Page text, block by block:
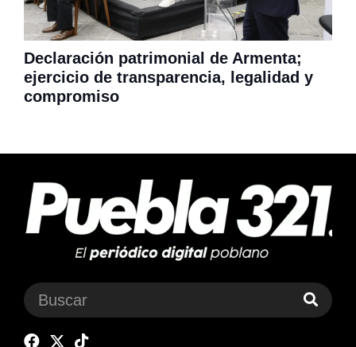
Declaración patrimonial de Armenta;
ejercicio de transparencia, legalidad y
compromiso